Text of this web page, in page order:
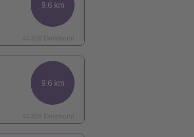
9.6 km
44328 Dortmund
9.6 km
44328 Dortmund